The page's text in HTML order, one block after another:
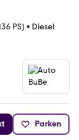
PS) • Diesel
Parken